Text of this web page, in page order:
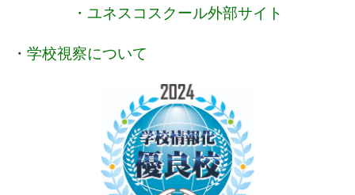
・ユネスコスクール外部サイト
・ 学校視察について